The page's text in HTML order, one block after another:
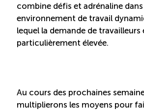
Recrutement de travailleurs
Ressources
Nouvelles formations
combine défis et adrénaline
environnement de travail
lequel la demande de travailleurs
particulièrement élevée.
Au cours des prochaines
multiplierons les moyens pour